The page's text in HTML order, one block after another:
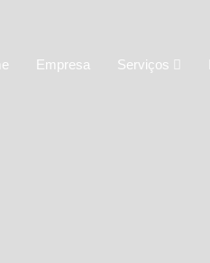
Empresa Serviços